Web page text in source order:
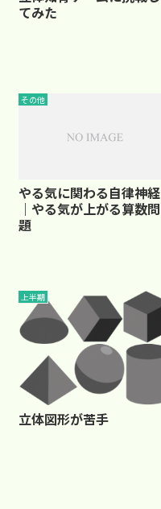
てみた
その他
やる気に関わる自律神経
｜やる気が上がる算数問
題
上半期
立体図形が苦手